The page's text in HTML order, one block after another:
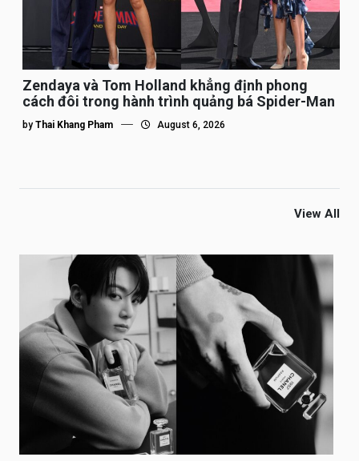
Zendaya và Tom Holland khẳng định phong
cách đôi trong hành trình quảng bá Spider-Man
by Thai Khang Pham August 6, 2026
View All